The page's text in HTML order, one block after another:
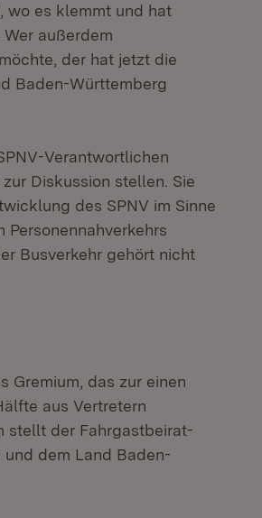
wo es klemmt und hat
außerdem
der hat jetzt die
Baden-Württemberg
Verantwortlichen
Diskussion stellen. Sie
des SPNV im Sinne
Personennahverkehrs
Busverkehr gehört nicht
Gremium, das zur einen
aus Vertretern
stellt der Fahrgastbeirat-
dem Land Baden-